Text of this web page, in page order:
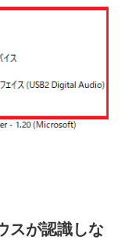
スが認識しな